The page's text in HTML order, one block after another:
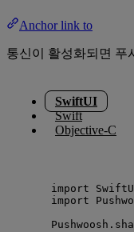
Anchor link to
통신이 활성화되면 푸
SwiftUI
Swift
Objective-C
import
import
Pushwoosh.